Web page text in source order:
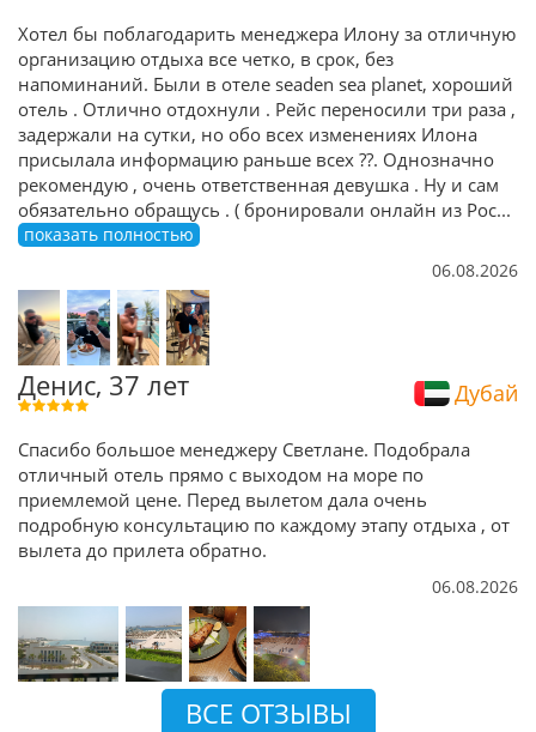
Хотел бы поблагодарить менеджера Илону за отличную
организацию отдыха все четко, в срок, без
напоминаний. Были в отеле seaden sea planet, хороший
отель . Отлично отдохнули . Рейс переносили три раза ,
задержали на сутки, но обо всех изменениях Илона
присылала информацию раньше всех ??. Однозначно
рекомендую , очень ответственная девушка . Ну и сам
обязательно обращусь . ( бронировали онлайн из Рос...
показать полностью
06.08.2026
Денис, 37 лет Дубай
Спасибо большое менеджеру Светлане. Подобрала
отличный отель прямо с выходом на море по
приемлемой цене. Перед вылетом дала очень
подробную консультацию по каждому этапу отдыха , от
вылета до прилета обратно.
06.08.2026
ВСЕ ОТЗЫВЫ